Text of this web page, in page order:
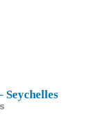
Seychelles